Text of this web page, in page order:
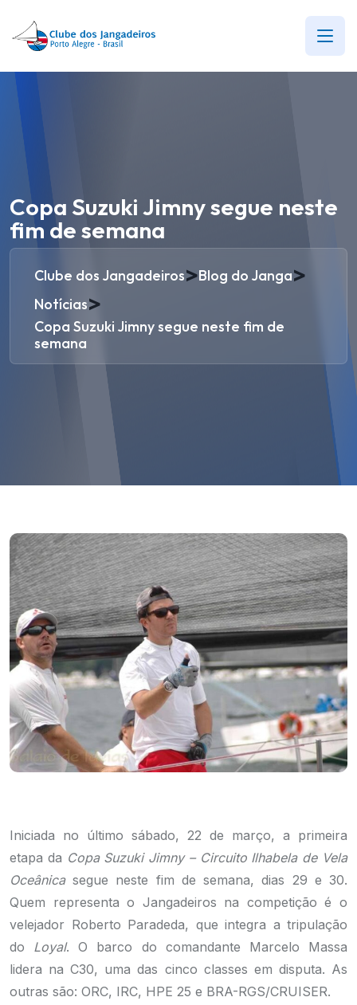
Copa Suzuki Jimny segue neste
fim de semana
Clube dos Jangadeiros>Blog do Janga>
Notícias>
Copa Suzuki Jimny segue neste fim de
semana
Iniciada no último sábado, 22 de março, a primeira
etapa da Copa Suzuki Jimny – Circuito Ilhabela de Vela
Oceânicasegue neste fim de semana, dias 29 e 30.
Quem representa o Jangadeiros na competição é o
velejador Roberto Paradeda, que integra a tripulação
do Loyal. O barco do comandante Marcelo Massa
lidera na C30, uma das cinco classes em disputa. As
outras são: ORC, IRC, HPE 25 e BRA-RGS/CRUISER.